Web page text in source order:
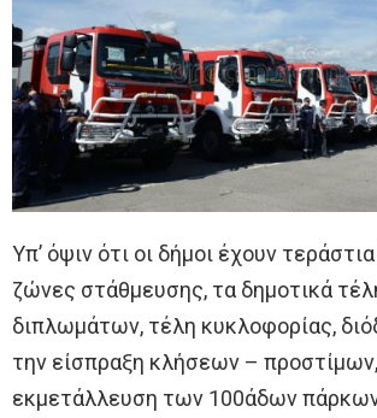
Υπ’ όψιν ότι οι δήμοι έχουν
ζώνες στάθμευσης, τα δημοτικά
διπλωμάτων, τέλη κυκλοφορίας,
την είσπραξη κλήσεων –
εκμετάλλευση των 100άδων